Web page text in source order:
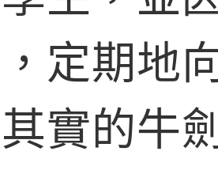
定期地
實的牛